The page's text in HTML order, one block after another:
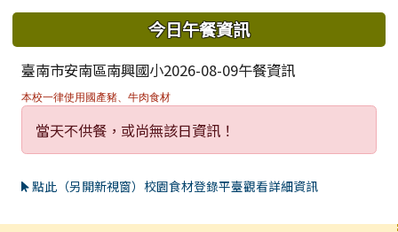
下中區域內容
今日午餐資訊
臺南市安南區南興國小2026-08-09午餐資訊
本校一律使用國產豬、牛肉食材
當天不供餐，或尚無該日資訊！
點此（另開新視窗）校園食材登錄平臺觀看詳細資訊